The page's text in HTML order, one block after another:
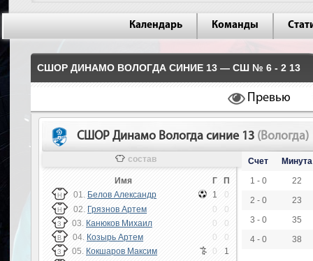
Календарь Команды
СШОР ДИНАМО ВОЛОГДА СИНИЕ 13 — СШ № 6 - 2 13
Превью
СШОР Динамо Вологда синие 13 (Вологда)
состав
Имя Г П
Н 01. Белов Александр 1 0
Н 02. Грязнов Артем 0 0
З 03. Канюков Михаил 0 0
В 04. Козырь Артем 0 0
З 05. Кокшаров Максим 0 1
Счет
Минута
1 - 0
22
2 - 0
23
3 - 0
35
4 - 0
38